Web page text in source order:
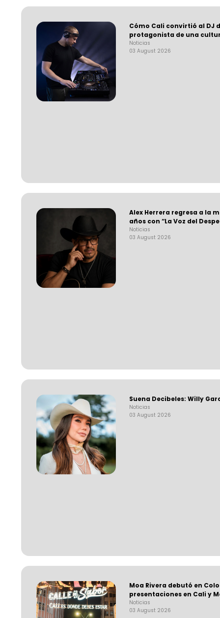
Cómo Cali convirtió al DJ
protagonista de una
Noticias
03 August 2026
Alex Herrera regresa a la
años con “La Voz del
Noticias
03 August 2026
Suena Decibeles: Willy
Noticias
03 August 2026
Moa Rivera debutó en
presentaciones en Cali y
Noticias
03 August 2026